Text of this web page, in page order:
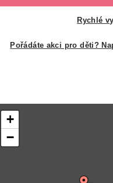
Rychlé
Pořádáte akci pro děti?
+
−